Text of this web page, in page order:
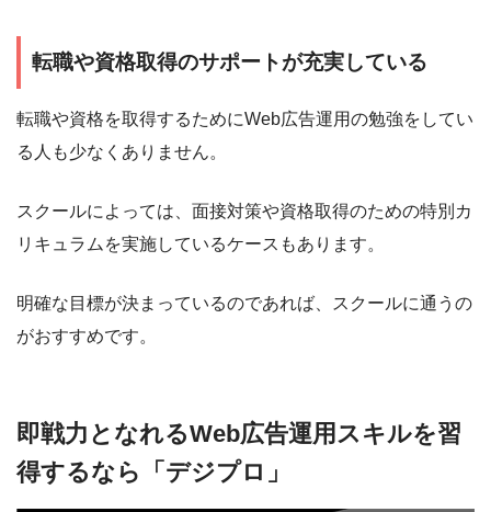
転職や資格取得のサポートが充実している
転職や資格を取得するためにWeb広告運用の勉強をしてい
る人も少なくありません。
スクールによっては、面接対策や資格取得のための特別カ
リキュラムを実施しているケースもあります。
明確な目標が決まっているのであれば、スクールに通うの
がおすすめです。
即戦力となれるWeb広告運用スキルを習
得するなら「デジプロ」